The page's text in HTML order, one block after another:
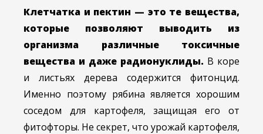
Клетчатка и пектин — это те вещества,
которые позволяют выводить из
организма различные токсичные
вещества и даже радионуклиды. В коре
и листьях дерева содержится фитонцид.
Именно поэтому рябина является хорошим
соседом для картофеля, защищая его от
фитофторы. Не секрет, что урожай картофеля,